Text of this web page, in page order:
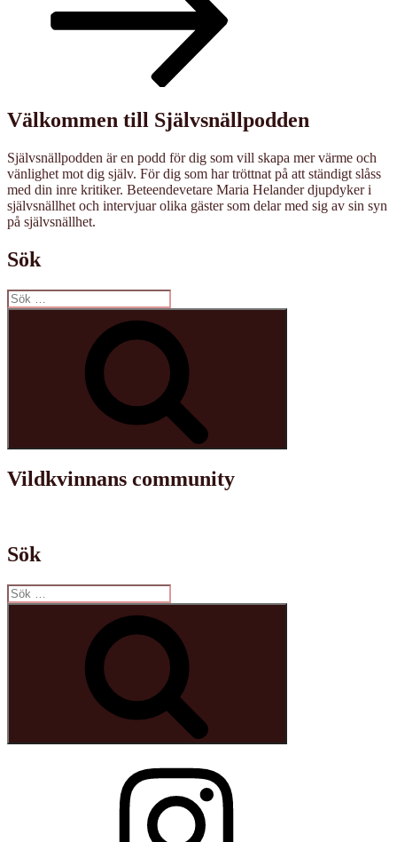
Välkommen till Självsnällpodden
Självsnällpodden är en podd för dig som vill skapa mer värme och
vänlighet mot dig själv. För dig som har tröttnat på att ständigt slåss
med din inre kritiker. Beteendevetare Maria Helander djupdyker i
självsnällhet och intervjuar olika gäster som delar med sig av sin syn
på självsnällhet.
Sök
Sök
efter:
Vildkvinnans community
Sök
Sök
efter: